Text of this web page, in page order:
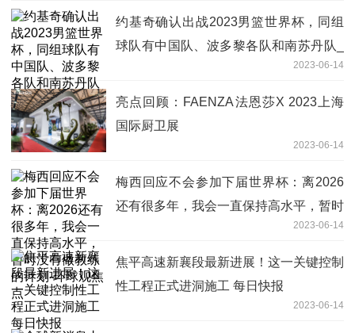
约基奇确认出战2023男篮世界杯，同组
球队有中国队、波多黎各队和南苏丹队_
2023-06-14
亮点回顾：FAENZA法恩莎X 2023上海
国际厨卫展
2023-06-14
梅西回应不会参加下届世界杯：离2026
还有很多年，我会一直保持高水平，暂时
2023-06-14
焦平高速新襄段最新进展！这一关键控制
性工程正式进洞施工 每日快报
2023-06-14